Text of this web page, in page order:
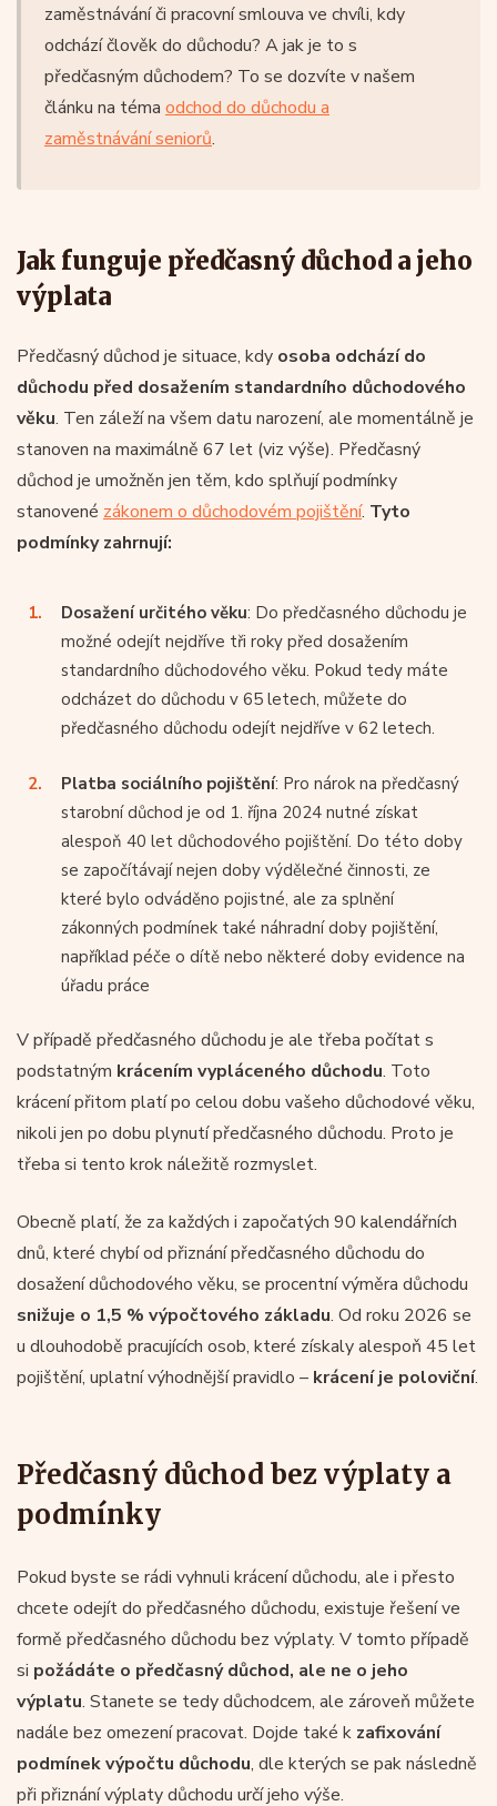
zaměstnávání či pracovní smlouva ve chvíli, kdy
odchází člověk do důchodu? A jak je to s
předčasným důchodem? To se dozvíte v našem
článku na téma odchod do důchodu a
zaměstnávání seniorů.
Jak funguje předčasný důchod a jeho
výplata
Předčasný důchod je situace, kdy osoba odchází do
důchodu před dosažením standardního důchodového
věku. Ten záleží na všem datu narození, ale momentálně je
stanoven na maximálně 67 let (viz výše). Předčasný
důchod je umožněn jen těm, kdo splňují podmínky
stanovené zákonem o důchodovém pojištění. Tyto
podmínky zahrnují:
Dosažení určitého věku: Do předčasného důchodu je
možné odejít nejdříve tři roky před dosažením
standardního důchodového věku. Pokud tedy máte
odcházet do důchodu v 65 letech, můžete do
předčasného důchodu odejít nejdříve v 62 letech.
Platba sociálního pojištění: Pro nárok na předčasný
starobní důchod je od 1. října 2024 nutné získat
alespoň 40 let důchodového pojištění. Do této doby
se započítávají nejen doby výdělečné činnosti, ze
které bylo odváděno pojistné, ale za splnění
zákonných podmínek také náhradní doby pojištění,
například péče o dítě nebo některé doby evidence na
úřadu práce
V případě předčasného důchodu je ale třeba počítat s
podstatným krácením vypláceného důchodu. Toto
krácení přitom platí po celou dobu vašeho důchodové věku,
nikoli jen po dobu plynutí předčasného důchodu. Proto je
třeba si tento krok náležitě rozmyslet.
Obecně platí, že za každých i započatých 90 kalendářních
dnů, které chybí od přiznání předčasného důchodu do
dosažení důchodového věku, se procentní výměra důchodu
snižuje o 1,5 % výpočtového základu. Od roku 2026 se
u dlouhodobě pracujících osob, které získaly alespoň 45 let
pojištění, uplatní výhodnější pravidlo – krácení je poloviční.
Předčasný důchod bez výplaty a
podmínky
Pokud byste se rádi vyhnuli krácení důchodu, ale i přesto
chcete odejít do předčasného důchodu, existuje řešení ve
formě předčasného důchodu bez výplaty. V tomto případě
si požádáte o předčasný důchod, ale ne o jeho
výplatu. Stanete se tedy důchodcem, ale zároveň můžete
nadále bez omezení pracovat. Dojde také k zafixování
podmínek výpočtu důchodu, dle kterých se pak následně
při přiznání výplaty důchodu určí jeho výše.